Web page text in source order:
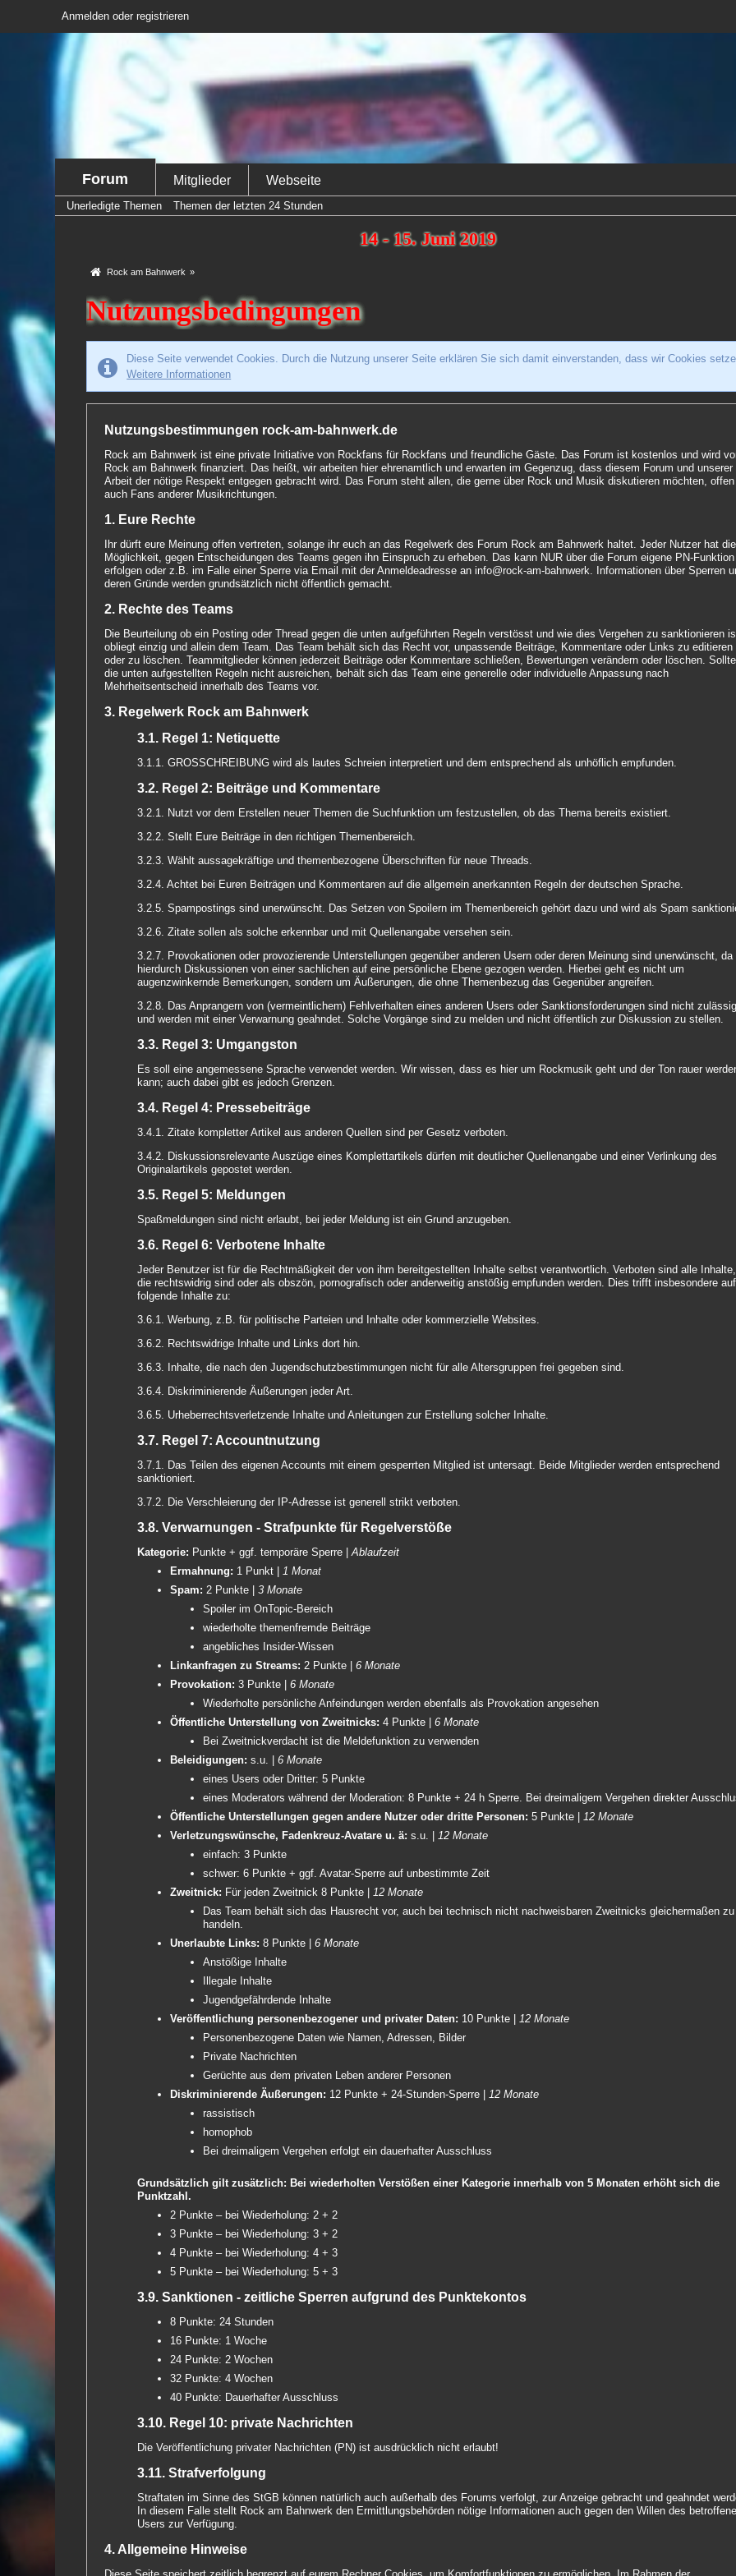
Anmelden oder registrieren
Forum Mitglieder Webseite
Unerledigte Themen Themen der letzten 24 Stunden
14 - 15. Juni 2019
Rock am Bahnwerk »
Nutzungsbedingungen
Diese Seite verwendet Cookies. Durch die Nutzung unserer Seite erklären Sie sich damit einverstanden, dass wir Cookies
Weitere Informationen
Nutzungsbestimmungen rock-am-bahnwerk.de
Rock am Bahnwerk ist eine private Initiative von Rockfans für Rockfans und freundliche Gäste. Das Forum ist kostenlos und wird
Rock am Bahnwerk finanziert. Das heißt, wir arbeiten hier ehrenamtlich und erwarten im Gegenzug, dass diesem Forum und unserer
Arbeit der nötige Respekt entgegen gebracht wird. Das Forum steht allen, die gerne über Rock und Musik diskutieren möchten,
auch Fans anderer Musikrichtungen.
1. Eure Rechte
Ihr dürft eure Meinung offen vertreten, solange ihr euch an das Regelwerk des Forum Rock am Bahnwerk haltet. Jeder Nutzer hat die
Möglichkeit, gegen Entscheidungen des Teams gegen ihn Einspruch zu erheben. Das kann NUR über die Forum eigene PN-Funktion
erfolgen oder z.B. im Falle einer Sperre via Email mit der Anmeldeadresse an info@rock-am-bahnwerk. Informationen über Sperren
deren Gründe werden grundsätzlich nicht öffentlich gemacht.
2. Rechte des Teams
Die Beurteilung ob ein Posting oder Thread gegen die unten aufgeführten Regeln verstösst und wie dies Vergehen zu sanktionieren
obliegt einzig und allein dem Team. Das Team behält sich das Recht vor, unpassende Beiträge, Kommentare oder Links zu editieren
oder zu löschen. Teammitglieder können jederzeit Beiträge oder Kommentare schließen, Bewertungen verändern oder löschen.
die unten aufgestellten Regeln nicht ausreichen, behält sich das Team eine generelle oder individuelle Anpassung nach
Mehrheitsentscheid innerhalb des Teams vor.
3. Regelwerk Rock am Bahnwerk
3.1. Regel 1: Netiquette
3.1.1. GROSSCHREIBUNG wird als lautes Schreien interpretiert und dem entsprechend als unhöflich empfunden.
3.2. Regel 2: Beiträge und Kommentare
3.2.1. Nutzt vor dem Erstellen neuer Themen die Suchfunktion um festzustellen, ob das Thema bereits existiert.
3.2.2. Stellt Eure Beiträge in den richtigen Themenbereich.
3.2.3. Wählt aussagekräftige und themenbezogene Überschriften für neue Threads.
3.2.4. Achtet bei Euren Beiträgen und Kommentaren auf die allgemein anerkannten Regeln der deutschen Sprache.
3.2.5. Spampostings sind unerwünscht. Das Setzen von Spoilern im Themenbereich gehört dazu und wird als Spam
3.2.6. Zitate sollen als solche erkennbar und mit Quellenangabe versehen sein.
3.2.7. Provokationen oder provozierende Unterstellungen gegenüber anderen Usern oder deren Meinung sind unerwünscht, da
hierdurch Diskussionen von einer sachlichen auf eine persönliche Ebene gezogen werden. Hierbei geht es nicht um
augenzwinkernde Bemerkungen, sondern um Äußerungen, die ohne Themenbezug das Gegenüber angreifen.
3.2.8. Das Anprangern von (vermeintlichem) Fehlverhalten eines anderen Users oder Sanktionsforderungen sind nicht
und werden mit einer Verwarnung geahndet. Solche Vorgänge sind zu melden und nicht öffentlich zur Diskussion zu stellen.
3.3. Regel 3: Umgangston
Es soll eine angemessene Sprache verwendet werden. Wir wissen, dass es hier um Rockmusik geht und der Ton rauer
kann; auch dabei gibt es jedoch Grenzen.
3.4. Regel 4: Pressebeiträge
3.4.1. Zitate kompletter Artikel aus anderen Quellen sind per Gesetz verboten.
3.4.2. Diskussionsrelevante Auszüge eines Komplettartikels dürfen mit deutlicher Quellenangabe und einer Verlinkung des
Originalartikels gepostet werden.
3.5. Regel 5: Meldungen
Spaßmeldungen sind nicht erlaubt, bei jeder Meldung ist ein Grund anzugeben.
3.6. Regel 6: Verbotene Inhalte
Jeder Benutzer ist für die Rechtmäßigkeit der von ihm bereitgestellten Inhalte selbst verantwortlich. Verboten sind alle Inhalte,
die rechtswidrig sind oder als obszön, pornografisch oder anderweitig anstößig empfunden werden. Dies trifft insbesondere auf
folgende Inhalte zu:
3.6.1. Werbung, z.B. für politische Parteien und Inhalte oder kommerzielle Websites.
3.6.2. Rechtswidrige Inhalte und Links dort hin.
3.6.3. Inhalte, die nach den Jugendschutzbestimmungen nicht für alle Altersgruppen frei gegeben sind.
3.6.4. Diskriminierende Äußerungen jeder Art.
3.6.5. Urheberrechtsverletzende Inhalte und Anleitungen zur Erstellung solcher Inhalte.
3.7. Regel 7: Accountnutzung
3.7.1. Das Teilen des eigenen Accounts mit einem gesperrten Mitglied ist untersagt. Beide Mitglieder werden entsprechend
sanktioniert.
3.7.2. Die Verschleierung der IP-Adresse ist generell strikt verboten.
3.8. Verwarnungen - Strafpunkte für Regelverstöße
Kategorie: Punkte + ggf. temporäre Sperre |Ablaufzeit
Ermahnung: 1 Punkt |
1 Monat
Spam: 2 Punkte |3 Monate
Spoiler im OnTopic-Bereich
wiederholte themenfremde Beiträge
angebliches Insider-Wissen
Linkanfragen zu Streams: 2 Punkte |6 Monate
Provokation:3 Punkte |6 Monate
Wiederholte persönliche Anfeindungen werden ebenfalls als Provokation angesehen
Öffentliche Unterstellung von Zweitnicks:4 Punkte |6 Monate
Bei Zweitnickverdacht ist die Meldefunktion zu verwenden
Beleidigungen:s.u. |6 Monate
eines Users oder Dritter: 5 Punkte
eines Moderators während der Moderation: 8 Punkte + 24 h Sperre. Bei dreimaligem Vergehen direkter
Öffentliche Unterstellungen gegen andere Nutzer oder dritte Personen:5 Punkte |
12 Monate
Verletzungswünsche, Fadenkreuz-Avatare u. ä:s.u. |
12 Monate
einfach: 3 Punkte
schwer: 6 Punkte + ggf. Avatar-Sperre auf unbestimmte Zeit
Zweitnick: Für jeden Zweitnick 8 Punkte |
12 Monate
Das Team behält sich das Hausrecht vor, auch bei technisch nicht nachweisbaren Zweitnicks gleichermaßen zu
handeln.
Unerlaubte Links:8 Punkte |6 Monate
Anstößige Inhalte
Illegale Inhalte
Jugendgefährdende Inhalte
Veröffentlichung personenbezogener und privater Daten: 10 Punkte |
12 Monate
Personenbezogene Daten wie Namen, Adressen, Bilder
Private Nachrichten
Gerüchte aus dem privaten Leben anderer Personen
Diskriminierende Äußerungen: 12 Punkte + 24-Stunden-Sperre |
12 Monate
rassistisch
homophob
Bei dreimaligem Vergehen erfolgt ein dauerhafter Ausschluss
Grundsätzlich gilt zusätzlich: Bei wiederholten Verstößen einer Kategorie innerhalb von 5 Monaten erhöht sich die
Punktzahl.
2 Punkte – bei Wiederholung: 2 + 2
3 Punkte – bei Wiederholung: 3 + 2
4 Punkte – bei Wiederholung: 4 + 3
5 Punkte – bei Wiederholung: 5 + 3
3.9. Sanktionen - zeitliche Sperren aufgrund des Punktekontos
8 Punkte: 24 Stunden
16 Punkte: 1 Woche
24 Punkte: 2 Wochen
32 Punkte: 4 Wochen
40 Punkte: Dauerhafter Ausschluss
3.10. Regel 10: private Nachrichten
Die Veröffentlichung privater Nachrichten (PN) ist ausdrücklich nicht erlaubt!
3.11. Strafverfolgung
Straftaten im Sinne des StGB können natürlich auch außerhalb des Forums verfolgt, zur Anzeige gebracht und geahndet
In diesem Falle stellt Rock am Bahnwerk den Ermittlungsbehörden nötige Informationen auch gegen den Willen des
Users zur Verfügung.
4. Allgemeine Hinweise